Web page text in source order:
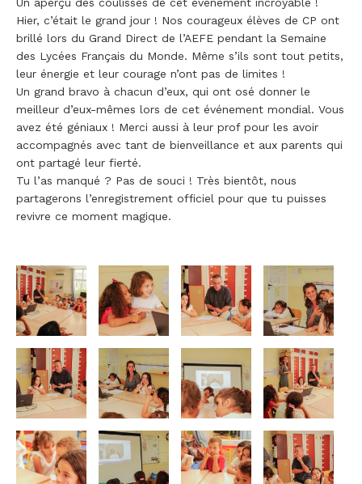
Hier, c’était le grand jour ! Nos courageux élèves de CP ont
brillé lors du Grand Direct de l’AEFE pendant la Semaine
des Lycées Français du Monde. Même s’ils sont tout petits,
leur énergie et leur courage n’ont pas de limites !
Un grand bravo à chacun d’eux, qui ont osé donner le
meilleur d’eux-mêmes lors de cet événement mondial. Vous
avez été géniaux ! Merci aussi à leur prof pour les avoir
accompagnés avec tant de bienveillance et aux parents qui
ont partagé leur fierté.
Tu l’as manqué ? Pas de souci ! Très bientôt, nous
partagerons l’enregistrement officiel pour que tu puisses
revivre ce moment magique.